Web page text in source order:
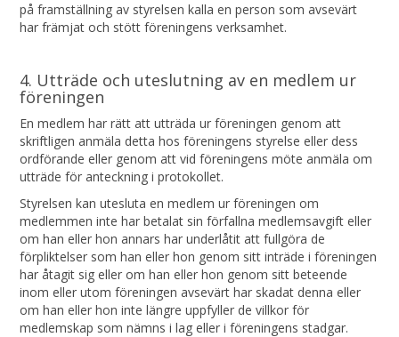
på framställning av styrelsen kalla en person som avsevärt
har främjat och stött föreningens verksamhet.
4. Utträde och uteslutning av en medlem ur
föreningen
En medlem har rätt att utträda ur föreningen genom att
skriftligen anmäla detta hos föreningens styrelse eller dess
ordförande eller genom att vid föreningens möte anmäla om
utträde för anteckning i protokollet.
Styrelsen kan utesluta en medlem ur föreningen om
medlemmen inte har betalat sin förfallna medlemsavgift eller
om han eller hon annars har underlåtit att fullgöra de
förpliktelser som han eller hon genom sitt inträde i föreningen
har åtagit sig eller om han eller hon genom sitt beteende
inom eller utom föreningen avsevärt har skadat denna eller
om han eller hon inte längre uppfyller de villkor för
medlemskap som nämns i lag eller i föreningens stadgar.